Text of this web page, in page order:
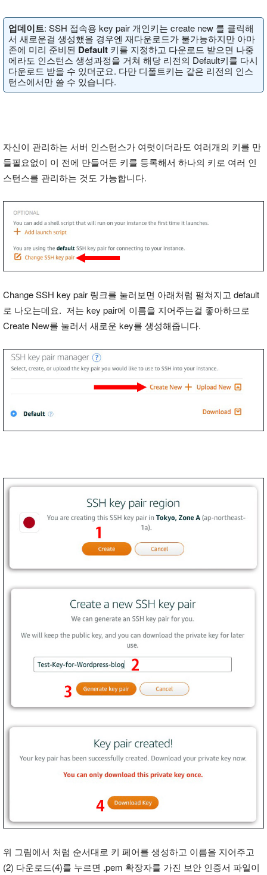
업데이트: SSH 접속용 key pair 개인키는 create new 를 클릭해
서 새로운걸 생성했을 경우엔 재다운로드가 불가능하지만 아마
존에 미리 준비된 Default 키를 지정하고 다운로드 받으면 나중
에라도 인스턴스 생성과정을 거쳐 해당 리전의 Default키를 다시
다운로드 받을 수 있더군요. 다만 디폴트키는 같은 리전의 인스
턴스에서만 쓸 수 있습니다.
자신이 관리하는 서버 인스턴스가 여럿이더라도 여러개의 키를 만
들필요없이 이 전에 만들어둔 키를 등록해서 하나의 키로 여러 인
스턴스를 관리하는 것도 가능합니다.
Change SSH key pair 링크를 눌러보면 아래처럼 펼쳐지고 default
로 나오는데요. 저는 key pair에 이름을 지어주는걸 좋아하므로
Create New를 눌러서 새로운 key를 생성해줍니다.
위 그림에서 처럼 순서대로 키 페어를 생성하고 이름을 지어주고
(2) 다운로드(4)를 누르면 .pem 확장자를 가진 보안 인증서 파일이